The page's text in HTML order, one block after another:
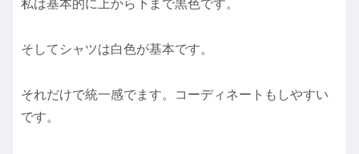
私は基本的に上から下まで黒色です。
そしてシャツは白色が基本です。
それだけで統一感でます。コーディネートもしやすい
です。